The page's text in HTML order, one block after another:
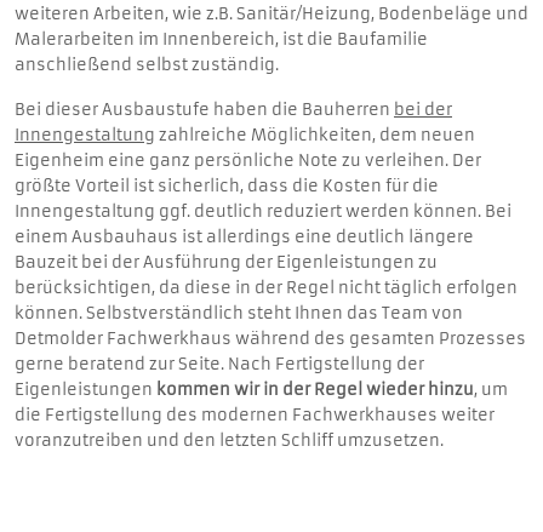
weiteren Arbeiten, wie z.B. Sanitär/Heizung, Bodenbeläge und
Malerarbeiten im Innenbereich, ist die Baufamilie
anschließend selbst zuständig.
Bei dieser Ausbaustufe haben die Bauherren bei der
Innengestaltung zahlreiche Möglichkeiten, dem neuen
Eigenheim eine ganz persönliche Note zu verleihen. Der
größte Vorteil ist sicherlich, dass die Kosten für die
Innengestaltung ggf. deutlich reduziert werden können. Bei
einem Ausbauhaus ist allerdings eine deutlich längere
Bauzeit bei der Ausführung der Eigenleistungen zu
berücksichtigen, da diese in der Regel nicht täglich erfolgen
können. Selbstverständlich steht Ihnen das Team von
Detmolder Fachwerkhaus während des gesamten Prozesses
gerne beratend zur Seite. Nach Fertigstellung der
Eigenleistungen kommen wir in der Regel wieder hinzu, um
die Fertigstellung des modernen Fachwerkhauses weiter
voranzutreiben und den letzten Schliff umzusetzen.